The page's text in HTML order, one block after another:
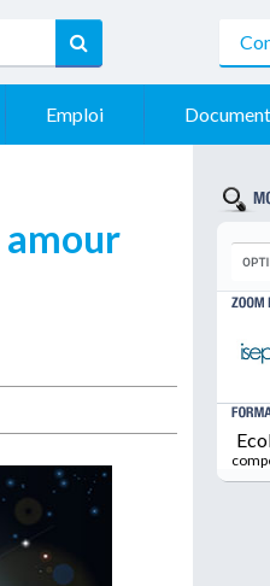
Emploi
amour